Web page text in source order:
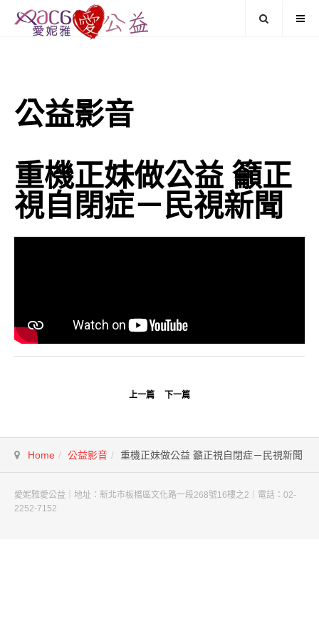
公益影音
重機正妹做公益 籲正
視自閉症－民視新聞
上一篇 下一篇
Home 公益影音 重機正妹做公益 籲正視自閉症－民視新聞
愛妮雅愛公益｜地址：新北市板橋區文化路一段268號16樓之2｜電話：02-
2252-7152